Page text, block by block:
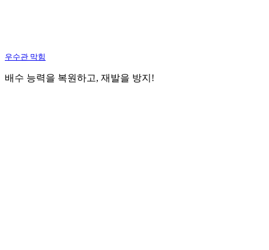
우수관 막힘
배수 능력을 복원하고, 재발을 방지!